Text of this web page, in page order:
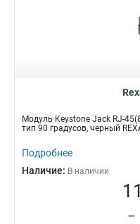
Модуль Keystone Jack RJ-
тип 90 градусов, черный
Подробнее
Наличие: В наличии
–